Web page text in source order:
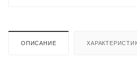
ОПИСАНИЕ